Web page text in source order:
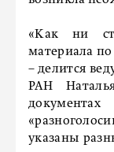
«Как ни
материала
– делится
РАН
указаны